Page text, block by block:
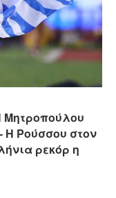
Η Ρούσσου στον
ρεκόρ η